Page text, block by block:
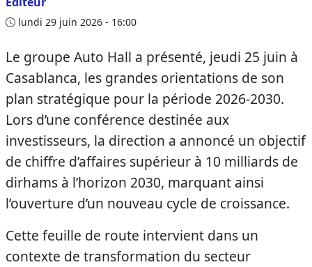
lundi 29 juin 2026 - 16:00
Le groupe Auto Hall a présenté, jeudi 25 juin à
Casablanca, les grandes orientations de son
plan stratégique pour la période 2026-2030.
Lors d’une conférence destinée aux
investisseurs, la direction a annoncé un objectif
de chiffre d’affaires supérieur à 10 milliards de
dirhams à l’horizon 2030, marquant ainsi
l’ouverture d’un nouveau cycle de croissance.
Cette feuille de route intervient dans un
contexte de transformation du secteur